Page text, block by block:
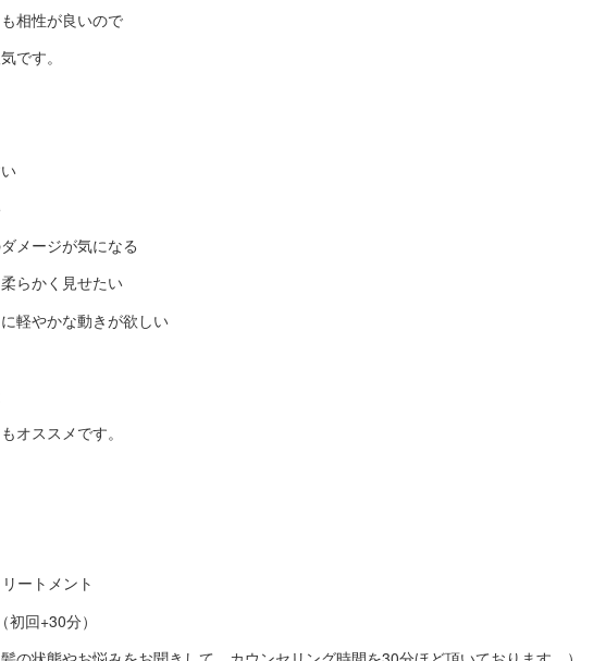
相性が良いので
です。
メージが気になる
らかく見せたい
軽やかな動きが欲しい
オススメです。
ートメント
回+30分）